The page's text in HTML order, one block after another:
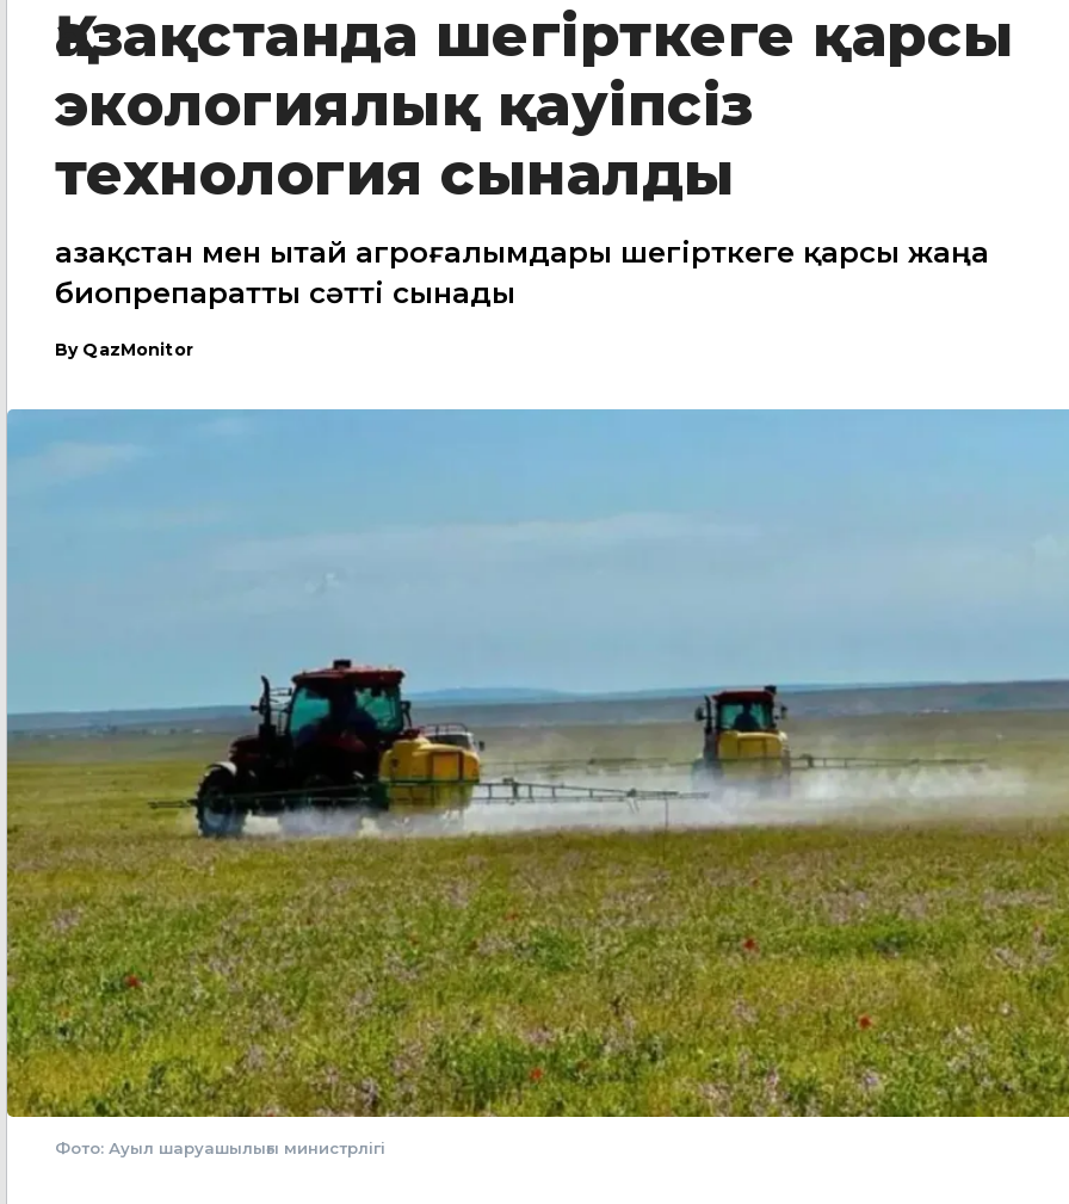
Қазақстанда шегірткеге қарсы
экологиялық қауіпсіз
технология сыналды
Қазақстан мен Қытай агроғалымдары шегірткеге қарсы жаңа
биопрепаратты сәтті сынады
By QazMonitor
Фото: Ауыл шаруашылығы министрлігі